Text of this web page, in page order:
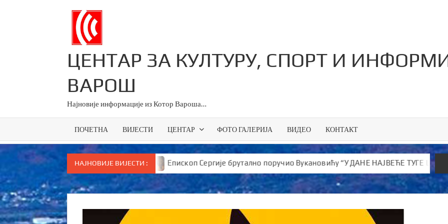
ЦЕНТАР ЗА КУЛТУРУ, СПОРТ И
ВАРОШ
Најновије информације из Котор Вароша…
ПОЧЕТНА ВИЈЕСТИ ЦЕНТАР ФОТО ГАЛЕРИЈА ВИДЕО КОНТАКТ
НАЈНОВИЈЕ ВИЈЕСТИ :
за све основце у Српској Епископ Сергије брутално поручио Вукановићу “У ДАНЕ НАЈВЕЋЕ ТУГЕ ШИРИШ